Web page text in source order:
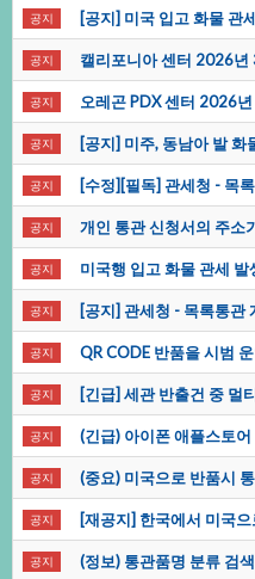
공지 [공지]미국입고화물관
공지 캘리포니아센터2026
공지 오레곤PDX센터2026
공지 [공지]미주,동남아발화
공지 [수정][필독]관세청-목
공지 개인통관신청서의주소
공지 미국행입고화물관세
공지 [공지]관세청-목록통관
공지 QRCODE반품을시범
공지 [긴급]세관반출건중멀
공지 (긴급)아이폰애플스토
공지 (중요)미국으로반품시
공지 [재공지]한국에서미국
공지 (정보)통관품명분류검